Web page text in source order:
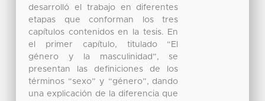
desarrolló el trabajo en diferentes
etapas que conforman los tres
capítulos contenidos en la tesis. En
el primer capítulo, titulado “El
género y la masculinidad”, se
presentan las definiciones de los
términos “sexo” y “género”, dando
una explicación de la diferencia que